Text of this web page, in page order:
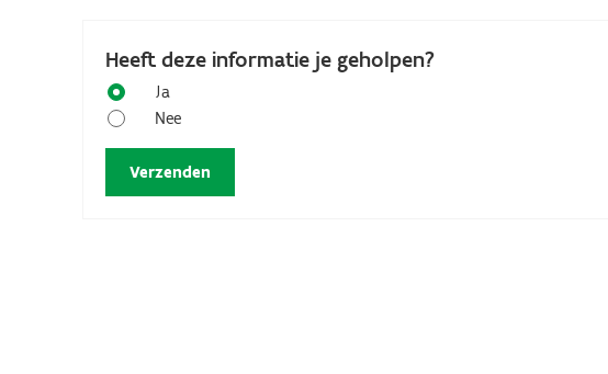
Heeft deze informatie je geholpen?
Ja
Nee